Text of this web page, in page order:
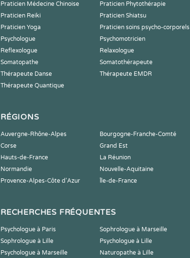
Praticien Médecine Chinoise
Praticien Phytothérapie
Praticien Reiki
Praticien Shiatsu
Praticien Yoga
Praticien soins psycho-corporels
Psychologue
Psychomotricien
Reflexologue
Relaxologue
Somatopathe
Somatothérapeute
Thérapeute Danse
Thérapeute EMDR
Thérapeute Quantique
RÉGIONS
Auvergne-Rhône-Alpes Bourgogne-Franche-Comté
Corse
Grand Est
Hauts-de-France
La Réunion
Normandie
Nouvelle-Aquitaine
Provence-Alpes-Côte d'Azur
Île-de-France
RECHERCHES FRÉQUENTES
Psychologue à Paris Sophrologue à Marseille
Sophrologue à Lille
Psychologue à Lille
Psychologue à Marseille
Naturopathe à Lille